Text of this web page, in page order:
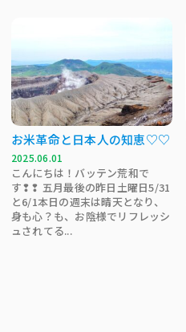
お米革命と日本人の知恵♡♡
2025.06.01
こんにちは！バッテン荒和で
す❢❢ 五月最後の昨日土曜日5/31
と6/1本日の週末は晴天となり、
身も心？も、お陰様でリフレッシ
ュされてる...